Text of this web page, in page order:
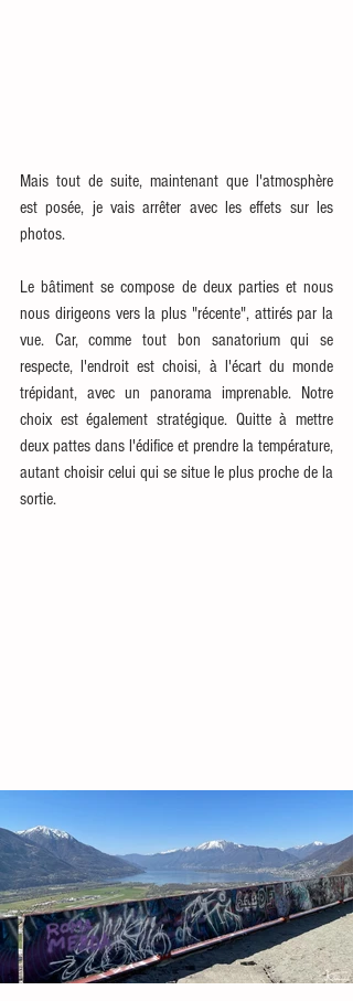
Mais tout de suite, maintenant que l'atmosphère
est posée, je vais arrêter avec les effets sur les
photos.
Le bâtiment se compose de deux parties et nous
nous dirigeons vers la plus "récente", attirés par la
vue. Car, comme tout bon sanatorium qui se
respecte, l'endroit est choisi, à l'écart du monde
trépidant, avec un panorama imprenable. Notre
choix est également stratégique. Quitte à mettre
deux pattes dans l'édifice et prendre la température,
autant choisir celui qui se situe le plus proche de la
sortie.